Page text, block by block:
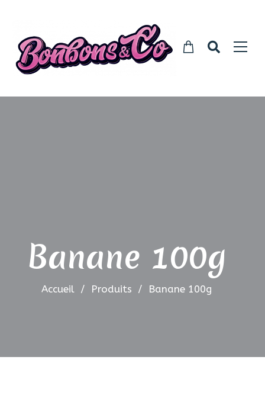
Banane 100g
Accueil / Produits / Banane 100g